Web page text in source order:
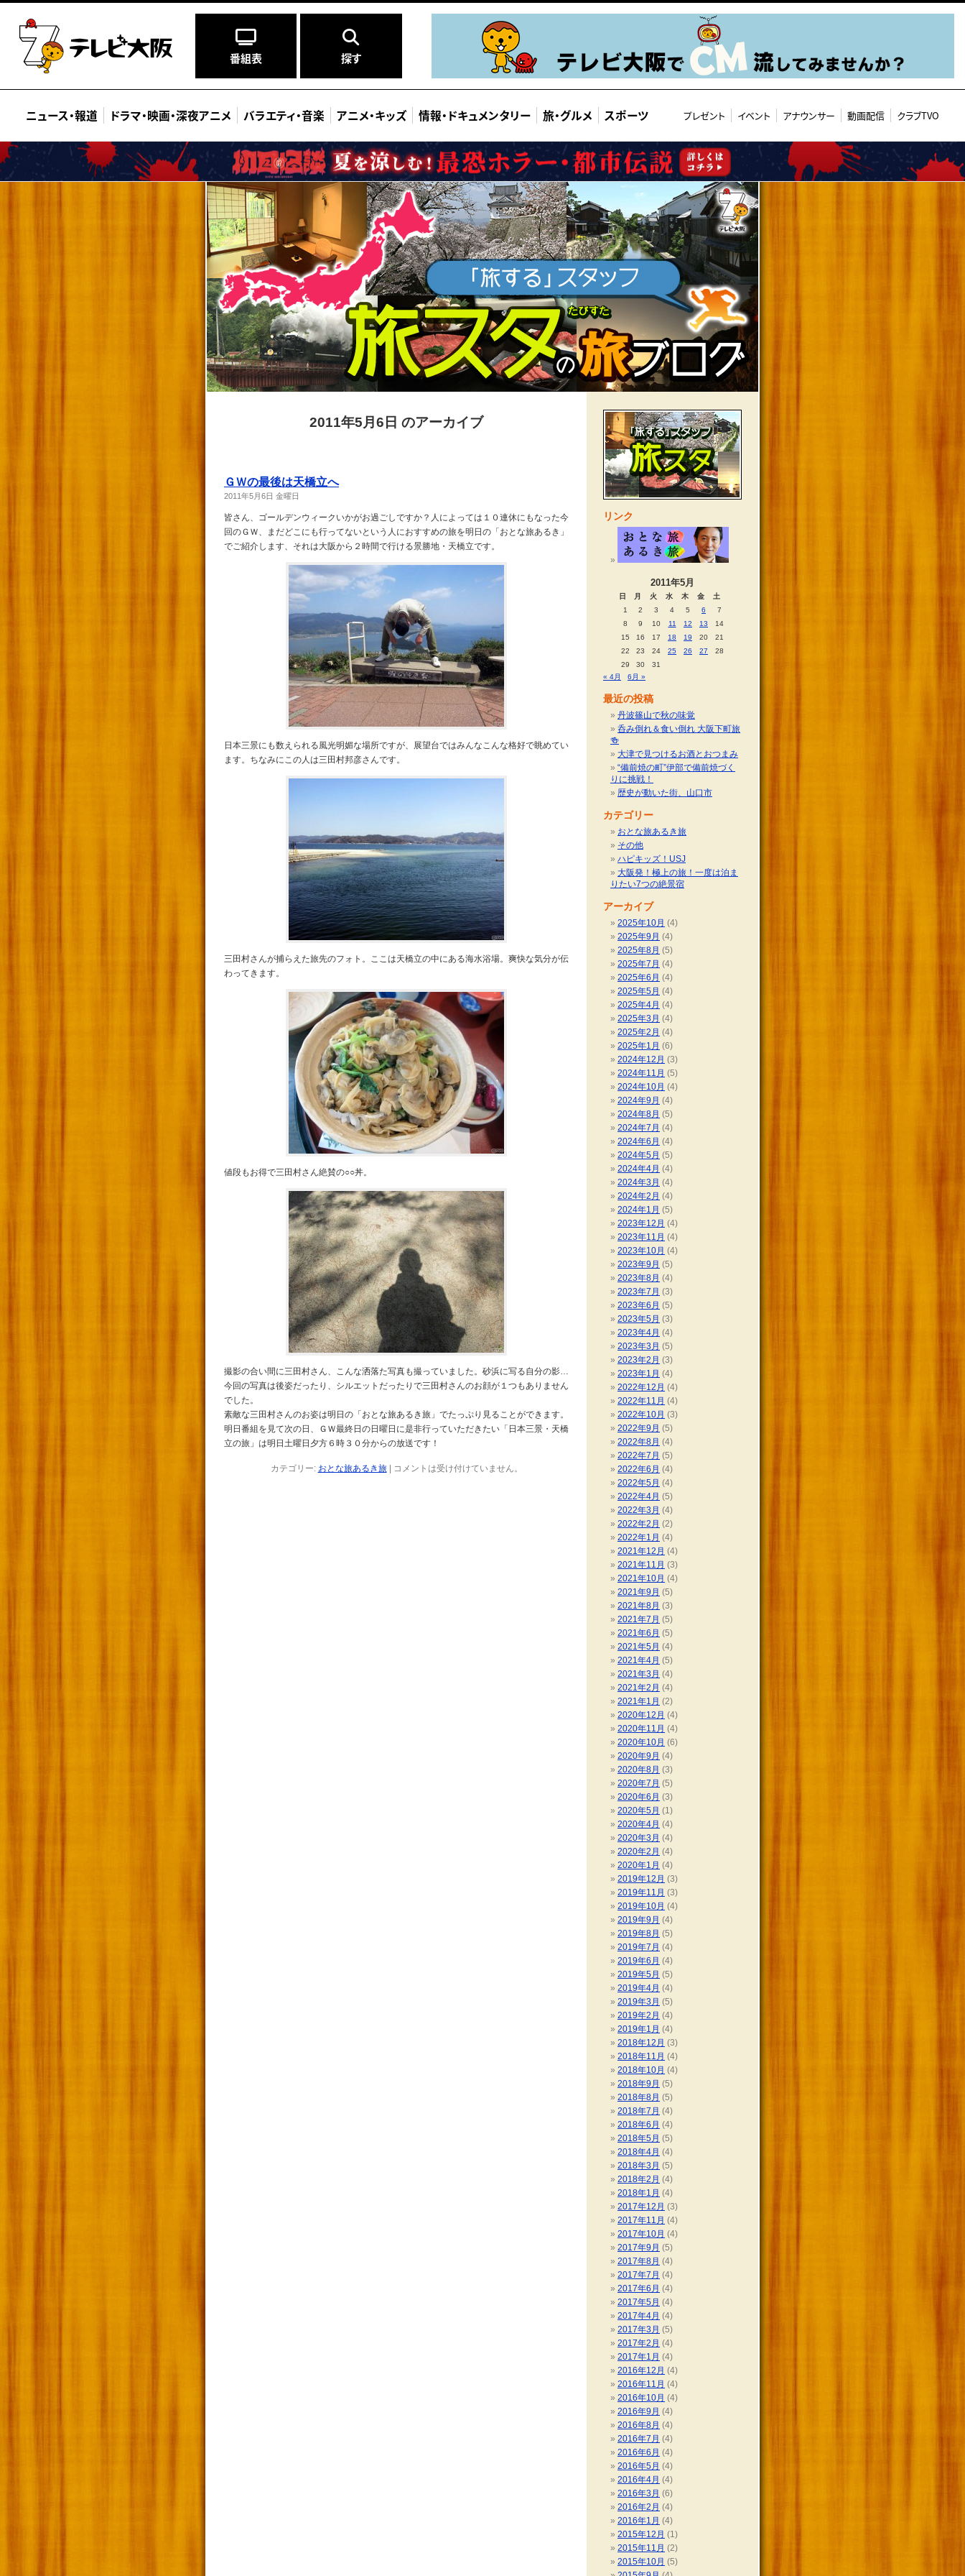
番組表 探す
ニュース・報道 ドラマ・映画・深夜アニメ バラエティ・音楽 アニメ・キッズ 情報・ ドキュメンタリー 旅・グルメ スポーツ プレゼント イベント アナウンサー 動画配信 クラブTVO
2011年5月6日 のアーカイブ
ＧＷの最後は天橋立へ
2011年5月6日 金曜日
皆さん、ゴールデンウィークいかがお過ごしですか？人によっては１０連休にもなった今
回のＧＷ、まだどこにも行ってないという人におすすめの旅を明日の「おとな旅あるき」
でご紹介します、それは大阪から２時間で行ける景勝地・天橋立です。
日本三景にも数えられる風光明媚な場所ですが、展望台ではみんなこんな格好で眺めてい
ます。ちなみにこの人は三田村邦彦さんです。
三田村さんが捕らえた旅先のフォト。ここは天橋立の中にある海水浴場。爽快な気分が伝
わってきます。
値段もお得で三田村さん絶賛の○○丼。
撮影の合い間に三田村さん、こんな洒落た写真も撮っていました。砂浜に写る自分の影…
今回の写真は後姿だったり、シルエットだったりで三田村さんのお顔が１つもありません
でした。
素敵な三田村さんのお姿は明日の「おとな旅あるき旅」でたっぷり見ることができます。
明日番組を見て次の日、ＧＷ最終日の日曜日に是非行っていただきたい「日本三景・天橋
立の旅」は明日土曜日夕方６時３０分からの放送です！
カテゴリー: おとな旅あるき旅| コメントは受け付けていません。
リンク
2011年5月
日 月 火 水 木 金
土
1
2 3 4 5 6
7
8
9 10 11 12 13
14
15
16 17 18 19 20
21
22
23 24 25 26 27
28
29
30
31
« 4月
6月 »
最近の投稿
丹波篠山で秋の味覚
呑み倒れ＆食い倒れ 大阪下町旅
🍻
大津で見つけるお酒とおつまみ
“備前焼の町”伊部で備前焼づく
りに挑戦！
歴史が動いた街、山口市
カテゴリー
おとな旅あるき旅
その他
ハピキッズ！USJ
大阪発！極上の旅！一度は泊ま
りたい7つの絶景宿
アーカイブ
2025年10月 (4)
2025年9月 (4)
2025年8月 (5)
2025年7月 (4)
2025年6月 (4)
2025年5月 (4)
2025年4月 (4)
2025年3月 (4)
2025年2月 (4)
2025年1月 (6)
2024年12月 (3)
2024年11月 (5)
2024年10月 (4)
2024年9月 (4)
2024年8月 (5)
2024年7月 (4)
2024年6月 (4)
2024年5月 (5)
2024年4月 (4)
2024年3月 (4)
2024年2月 (4)
2024年1月 (5)
2023年12月 (4)
2023年11月 (4)
2023年10月 (4)
2023年9月 (5)
2023年8月 (4)
2023年7月 (3)
2023年6月 (5)
2023年5月 (3)
2023年4月 (4)
2023年3月 (5)
2023年2月 (3)
2023年1月 (4)
2022年12月 (4)
2022年11月 (4)
2022年10月 (3)
2022年9月 (5)
2022年8月 (4)
2022年7月 (5)
2022年6月 (4)
2022年5月 (4)
2022年4月 (5)
2022年3月 (4)
2022年2月 (2)
2022年1月 (4)
2021年12月 (4)
2021年11月 (3)
2021年10月 (4)
2021年9月 (5)
2021年8月 (3)
2021年7月 (5)
2021年6月 (5)
2021年5月 (4)
2021年4月 (5)
2021年3月 (4)
2021年2月 (4)
2021年1月 (2)
2020年12月 (4)
2020年11月 (4)
2020年10月 (6)
2020年9月 (4)
2020年8月 (3)
2020年7月 (5)
2020年6月 (3)
2020年5月 (1)
2020年4月 (4)
2020年3月 (4)
2020年2月 (4)
2020年1月 (4)
2019年12月 (3)
2019年11月 (3)
2019年10月 (4)
2019年9月 (4)
2019年8月 (5)
2019年7月 (4)
2019年6月 (4)
2019年5月 (5)
2019年4月 (4)
2019年3月 (5)
2019年2月 (4)
2019年1月 (4)
2018年12月 (3)
2018年11月 (4)
2018年10月 (4)
2018年9月 (5)
2018年8月 (5)
2018年7月 (4)
2018年6月 (4)
2018年5月 (5)
2018年4月 (4)
2018年3月 (5)
2018年2月 (4)
2018年1月 (4)
2017年12月 (3)
2017年11月 (4)
2017年10月 (4)
2017年9月 (5)
2017年8月 (4)
2017年7月 (4)
2017年6月 (4)
2017年5月 (4)
2017年4月 (4)
2017年3月 (5)
2017年2月 (4)
2017年1月 (4)
2016年12月 (4)
2016年11月 (4)
2016年10月 (4)
2016年9月 (4)
2016年8月 (4)
2016年7月 (4)
2016年6月 (4)
2016年5月 (4)
2016年4月 (4)
2016年3月 (6)
2016年2月 (4)
2016年1月 (4)
2015年12月 (1)
2015年11月 (2)
2015年10月 (5)